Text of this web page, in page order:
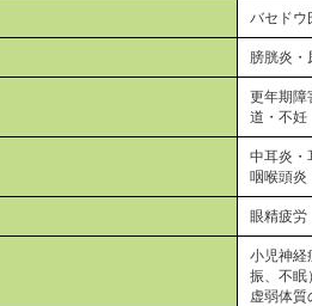
バセドウ
膀胱炎・
更年期障
道・不妊
中耳炎・
咽喉頭炎
眼精疲労
小児神経
振、不眠
虚弱体質